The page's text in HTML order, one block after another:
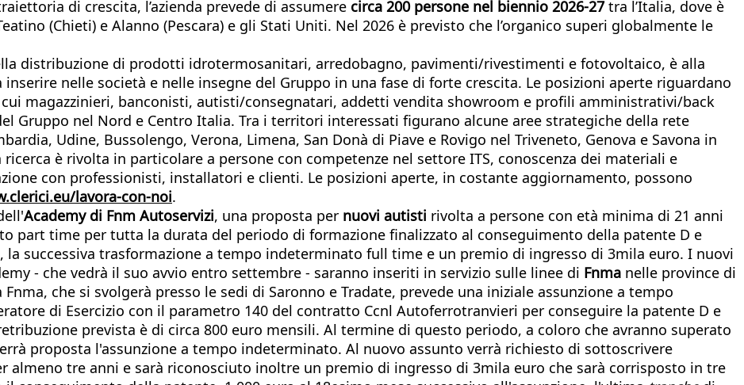
di crescita, l’azienda prevede di assumere circa 200 persone nel biennio 2026-27tra l’Italia, dove è
(Chieti) e Alanno (Pescara) e gli Stati Uniti. Nel 2026 è previsto che l’organico superi globalmente le
distribuzione di prodotti idrotermosanitari, arredobagno, pavimenti/rivestimenti e fotovoltaico, è alla
nelle società e nelle insegne del Gruppo in una fase di forte crescita. Le posizioni aperte riguardano
magazzinieri, banconisti, autisti/consegnatari, addetti vendita showroom e profili amministrativi/back
Gruppo nel Nord e Centro Italia. Tra i territori interessati figurano alcune aree strategiche della rete
Udine, Bussolengo, Verona, Limena, San Donà di Piave e Rovigo nel Triveneto, Genova e Savona in
ricerca è rivolta in particolare a persone con competenze nel settore ITS, conoscenza dei materiali e
con professionisti, installatori e clienti. Le posizioni aperte, in costante aggiornamento, possono
lavora-con-noi.
Academy di Fnm Autoservizi, una proposta per nuovi autisti rivolta a persone con età minima di 21 anni
part time per tutta la durata del periodo di formazione finalizzato al conseguimento della patente D e
la successiva trasformazione a tempo indeterminato full time e un premio di ingresso di 3mila euro. I nuovi
- che vedrà il suo avvio entro settembre - saranno inseriti in servizio sulle linee di Fnma nelle province di
che si svolgerà presso le sedi di Saronno e Tradate, prevede una iniziale assunzione a tempo
di Esercizio con il parametro 140 del contratto Ccnl Autoferrotranvieri per conseguire la patente D e
prevista è di circa 800 euro mensili. Al termine di questo periodo, a coloro che avranno superato
proposta l'assunzione a tempo indeterminato. Al nuovo assunto verrà richiesto di sottoscrivere
almeno tre anni e sarà riconosciuto inoltre un premio di ingresso di 3mila euro che sarà corrisposto in tre